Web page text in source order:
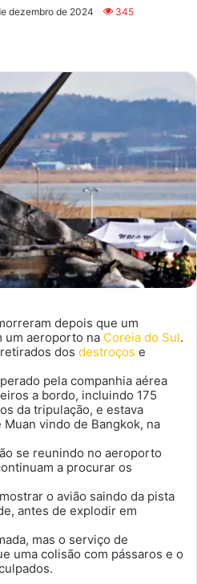
dezembro de 2024 345
depois que um
um aeroporto na Coreia do Sul.
dos destroços e
pela companhia aérea
a bordo, incluindo 175
da tripulação, e estava
vindo de Bangkok, na
se reunindo no aeroporto
a procurar os
o avião saindo da pista
antes de explodir em
mas o serviço de
uma colisão com pássaros e o